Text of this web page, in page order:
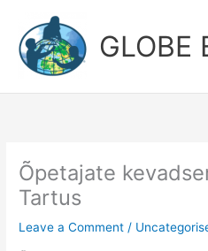
content
GLOBE
Õpetajate
Tartus
Leave a Comment /